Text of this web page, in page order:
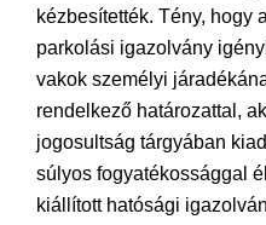
kézbesítették. Tény, hogy
parkolási igazolvány
vakok személyi
rendelkező határozattal,
jogosultság tárgyában
súlyos fogyatékossággal
kiállított hatósági